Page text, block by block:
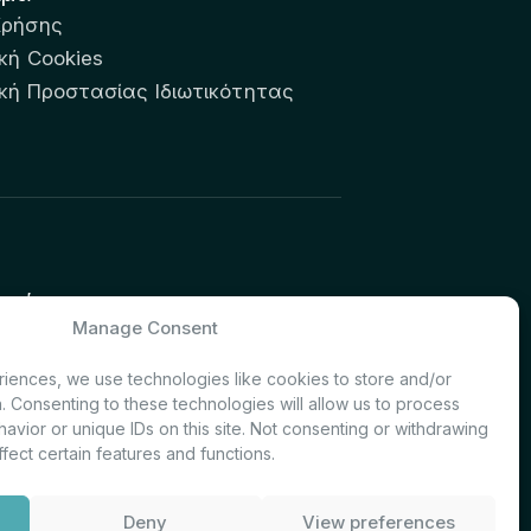
Manage Consent
we use technologies like cookies to store and/or
Consenting to these technologies will allow us to process
or unique IDs on this site. Not consenting or withdrawing
certain features and functions.
Deny View preferences
Cookies
Προστασίας Ιδιωτικότητας
Investor Relations – Τμήμα